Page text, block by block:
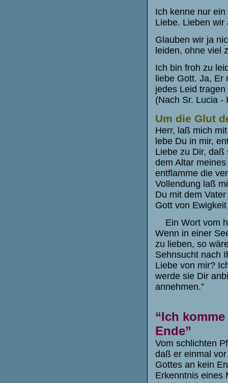
Ich kenne nur
Liebe. Lieben
Glauben wir ja
leiden, ohne viel
Ich bin froh zu
liebe Gott. Ja,
jedes Leid
(Nach Sr. Lucia -
Um die Glut
Herr, laß mich
lebe Du in mir,
Liebe zu Dir, daß
dem Altar
entflamme die
Vollendung laß
Du mit dem
Gott von
Ein Wort vom
Wenn in einer
zu lieben, so
Sehnsucht nach
Liebe von mir?
werde sie Dir
annehmen.”
“Ich
Ende”
Vom schlichten
daß er einmal
Gottes an kein
Erkenntnis eines